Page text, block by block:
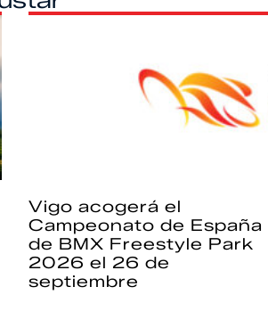
Vigo acogerá el
Campeonato de España
de BMX Freestyle Park
2026 el 26 de
septiembre